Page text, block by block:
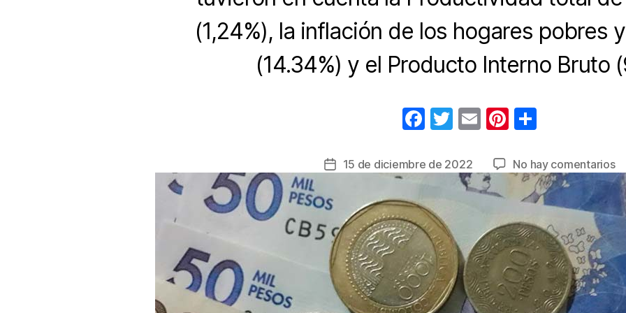
(1,24%), la inflación de los hogares pobres
(14.34%) y el Producto Interno Bruto
F
c
b
o
o
k
T
tt
er
E
ail
Pi
er
e
st
m
p
ar
tir
Fecha
la
entrada
15 de diciembre de 2022 No hay comentariosen
en